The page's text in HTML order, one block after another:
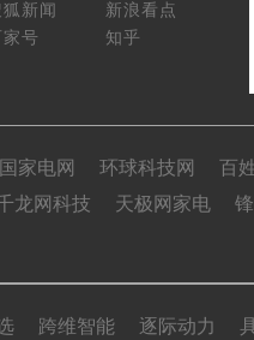
新闻
新浪看点
家号
知乎
家电网 环球科技网
百
龙网科技 天极网家电
跨维智能 逐际动力